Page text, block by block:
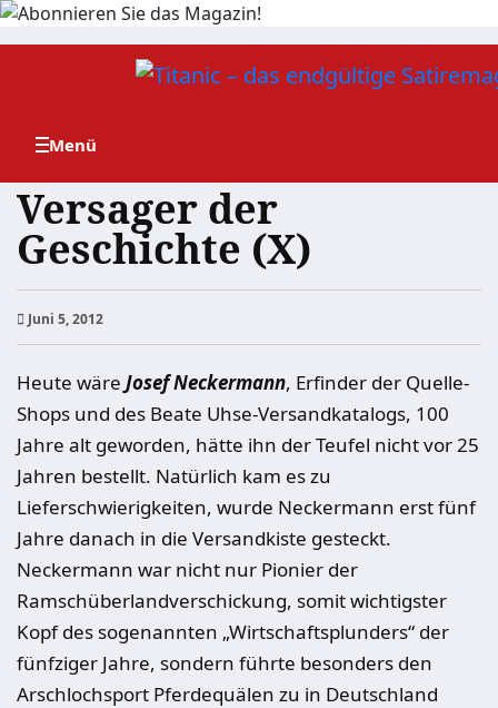
Zum
Versager der
Geschichte (X)
Juni 5, 2012
Heute wäre Josef Neckermann, Erfinder der Quelle-
Shops und des Beate Uhse-Versandkatalogs, 100
Jahre alt geworden, hätte ihn der Teufel nicht vor 25
Jahren bestellt. Natürlich kam es zu
Lieferschwierigkeiten, wurde Neckermann erst fünf
Jahre danach in die Versandkiste gesteckt.
Neckermann war nicht nur Pionier der
Ramschüberlandverschickung, somit wichtigster
Kopf des sogenannten „Wirtschaftsplunders“ der
fünfziger Jahre, sondern führte besonders den
Arschlochsport Pferdequälen zu in Deutschland